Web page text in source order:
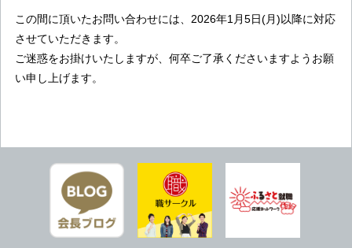
この間に頂いたお問い合わせには、2026年1月5日(月)以降に対応
させていただきます。
ご迷惑をお掛けいたしますが、何卒ご了承くださいますようお願
い申し上げます。